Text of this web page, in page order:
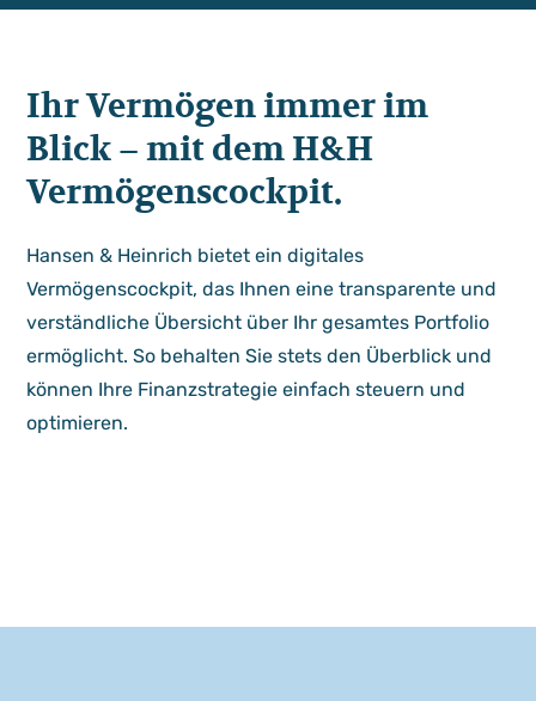
Ihr Vermögen immer im
Blick – mit dem H&H
Vermögens­cockpit.
Hansen & Heinrich bietet ein digitales
Vermögenscockpit, das Ihnen eine transparente und
verständliche Übersicht über Ihr gesamtes Portfolio
ermöglicht. So behalten Sie stets den Überblick und
können Ihre Finanzstrategie einfach steuern und
optimieren.